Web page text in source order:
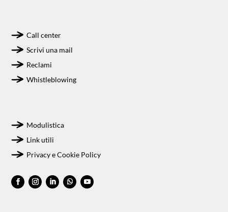
Call center
Scrivi una mail
Reclami
Whistleblowing
Modulistica
Link utili
Privacy e Cookie Policy